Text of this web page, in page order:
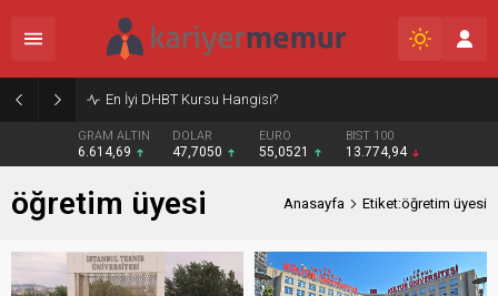
En İyi DHBT Kursu Hangisi?
GRAM ALTIN
6.614,69
DOLAR
47,7050
EURO
55,0521
BIST 100
13.774,94
öğretim üyesi Anasayfa Etiket:öğretim üyesi